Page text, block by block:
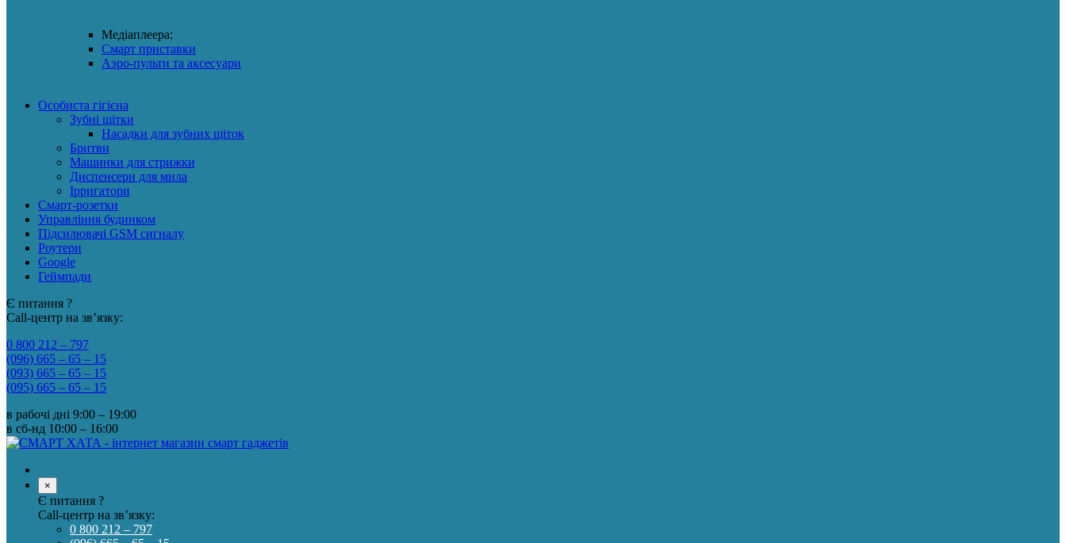
Медіаплеера:
Смарт приставки
Аэро-пульти та аксесуари
Особиста гігієна
Зубні щітки
Насадки для зубних щіток
Бритви
Машинки для стрижки
Диспенсери для мила
Ірригатори
Смарт-розетки
Управління будинком
Підсилювачі GSM сигналу
Роутери
Google
Геймпади
Є питання ?
Call-центр на зв’язку:
0 800 212 – 797
(096) 665 – 65 – 15
(093) 665 – 65 – 15
(095) 665 – 65 – 15
в рабочі дні 9:00 – 19:00
в сб-нд 10:00 – 16:00
×
Є питання ?
Call-центр на зв’язку:
0 800 212 – 797